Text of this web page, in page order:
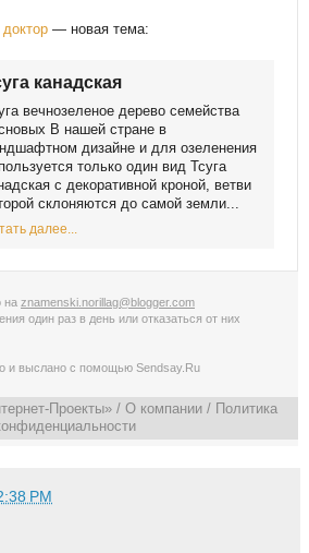
— новая тема:
канадская
вечнозеленое дерево семейства
В нашей стране в
дизайне и для озеленения
только один вид Тсуга
с декоративной кроной, ветви
склоняются до самой земли...
далее...
на znamenski.norillag@blogger.com
один раз в день или отказаться от них
и выслано с помощью Sendsay.Ru
Проекты» / О компании / Политика
PM